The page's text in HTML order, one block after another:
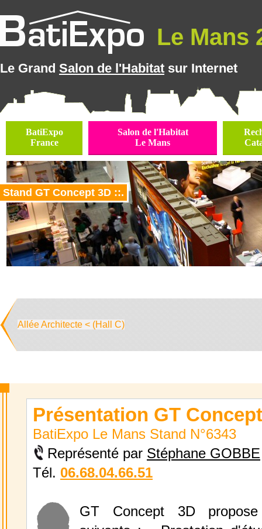
Le Mans
Le Grand Salon de l'Habitat sur Internet
BatiExpo
France
Salon de l'Habitat
Le Mans
Stand GT Concept 3D ::.
Allée Architecte < (Hall C)
Présentation GT
BatiExpo Le Mans Stand N°6343
Représenté par Stéphane GOBBE
Tél. 06.68.04.66.51
GT Concept 3D